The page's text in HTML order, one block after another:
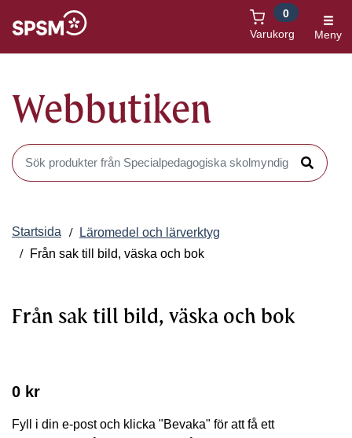
Varukorg
0
Meny
Webbutiken
Sök produkter i Webbutiken
Sök
Startsida
Läromedel och lärverktyg
Från sak till bild, väska och bok
Från sak till bild, väska och bok
0 kr
Fyll i din e-post och klicka "Bevaka" för att få ett